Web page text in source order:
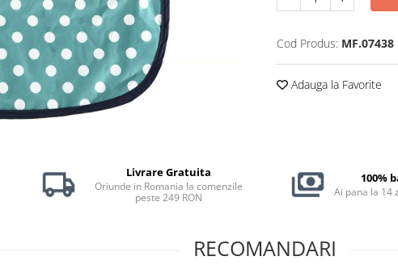
Cod Produs: MF.07438
Adauga la Favorite
Livrare Gratuita
Oriunde in Romania la comenzile
peste 249 RON
100%
Ai pana la 14
RECOMANDARI